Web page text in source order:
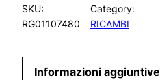
I
E
E
SKU:
RG01107480
Category:
RICAMBI
Informazioni aggiuntive